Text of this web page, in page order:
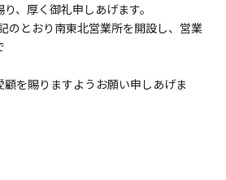
、厚く御礼申しあげます。
のとおり南東北営業所を開設し、営業
を賜りますようお願い申しあげま